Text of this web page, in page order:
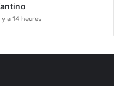
y a 14 heures